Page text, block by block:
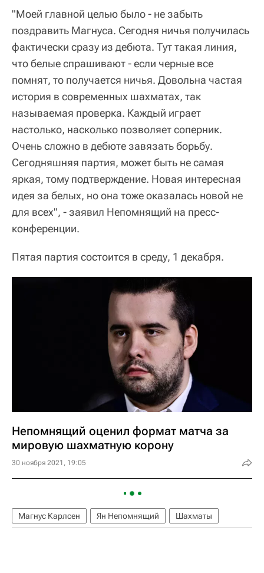
"Моей главной целью было - не забыть
поздравить Магнуса. Сегодня ничья получилась
фактически сразу из дебюта. Тут такая линия,
что белые спрашивают - если черные все
помнят, то получается ничья. Довольна частая
история в современных шахматах, так
называемая проверка. Каждый играет
настолько, насколько позволяет соперник.
Очень сложно в дебюте завязать борьбу.
Сегодняшняя партия, может быть не самая
яркая, тому подтверждение. Новая интересная
идея за белых, но она тоже оказалась новой не
для всех", - заявил Непомнящий на пресс-
конференции.
Пятая партия состоится в среду, 1 декабря.
Непомнящий оценил формат матча за
мировую шахматную корону
30 ноября 2021, 19:05
Магнус Карлсен Ян Непомнящий Шахматы